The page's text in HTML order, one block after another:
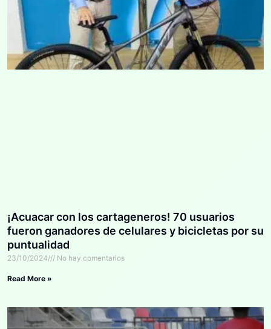
¡Acuacar con los cartageneros! 70 usuarios
fueron ganadores de celulares y bicicletas por su
puntualidad
23/10/2024 No hay comentarios
Read More »